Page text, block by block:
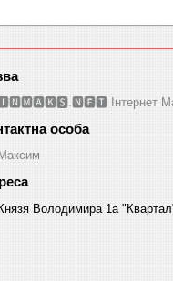
Інтернет
Максим
Князя Володимира 1а